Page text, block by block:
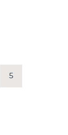
PAGE
5